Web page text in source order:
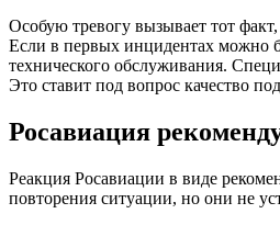
Особую тревогу вызывает тот
Если в первых инцидентах можно
технического обслуживания.
Это ставит под вопрос качество
Росавиация
Реакция Росавиации в виде
повторения ситуации, но они не